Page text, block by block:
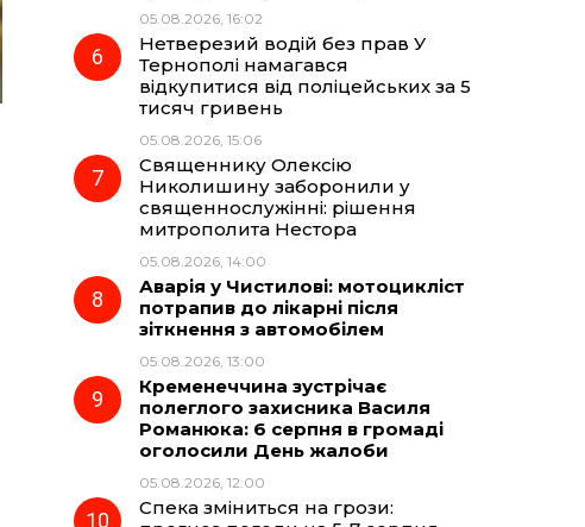
05.08.2026, 16:02
Нетверезий водій без прав У
Тернополі намагався
відкупитися від поліцейських за 5
тисяч гривень
05.08.2026, 15:06
Священнику Олексію
Николишину заборонили у
священнослужінні: рішення
митрополита Нестора
05.08.2026, 14:00
Аварія у Чистилові: мотоцикліст
потрапив до лікарні після
зіткнення з автомобілем
05.08.2026, 13:00
Кременеччина зустрічає
полеглого захисника Василя
Романюка: 6 серпня в громаді
оголосили День жалоби
05.08.2026, 12:00
Спека зміниться на грози: